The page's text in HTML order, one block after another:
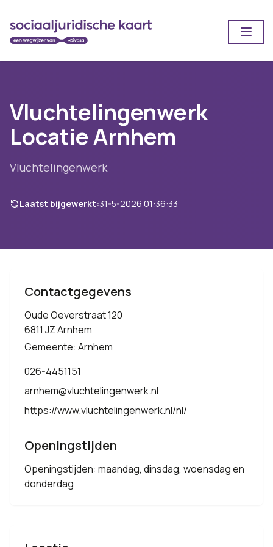
Vluchtelingenwerk
Locatie Arnhem
Vluchtelingenwerk
Laatst bijgewerkt:31-5-2026 01:36:33
Contactgegevens
Oude Oeverstraat 120
6811 JZ Arnhem
Gemeente: Arnhem
026-4451151
arnhem@vluchtelingenwerk.nl
https://www.vluchtelingenwerk.nl/nl/
Openingstijden
Openingstijden: maandag, dinsdag, woensdag en
donderdag